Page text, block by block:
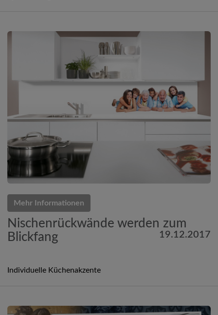
Mehr Informationen
Nischenrückwände werden zum
Blickfang
19.12.2017
Individuelle Küchenakzente